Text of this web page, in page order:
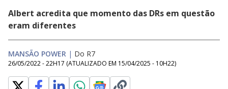
Albert acredita que momento das DRs em questão
eram diferentes
MANSÃO POWER | Do R7
26/05/2022 - 22H17 (ATUALIZADO EM 15/04/2025 - 10H22)